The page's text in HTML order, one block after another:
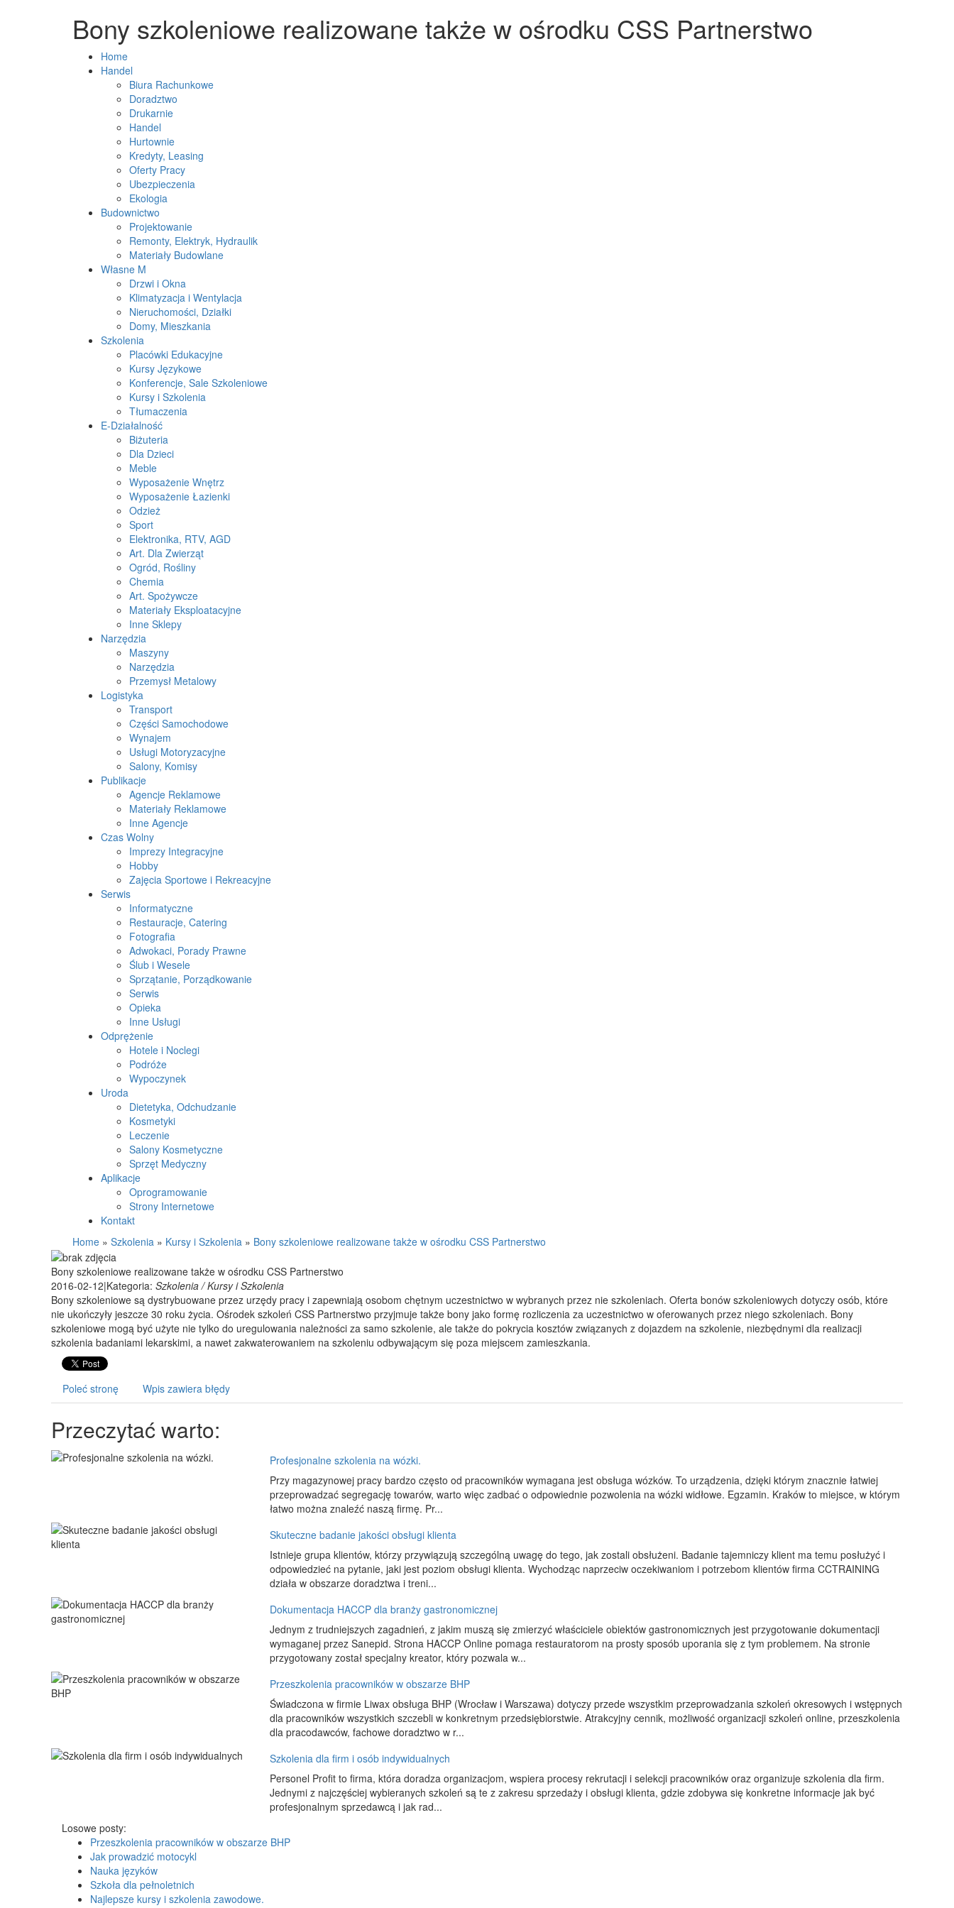
Bony szkoleniowe realizowane także w ośrodku CSS Partnerstwo
Home
Handel
Biura Rachunkowe
Doradztwo
Drukarnie
Handel
Hurtownie
Kredyty, Leasing
Oferty Pracy
Ubezpieczenia
Ekologia
Budownictwo
Projektowanie
Remonty, Elektryk, Hydraulik
Materiały Budowlane
Własne M
Drzwi i Okna
Klimatyzacja i Wentylacja
Nieruchomości, Działki
Domy, Mieszkania
Szkolenia
Placówki Edukacyjne
Kursy Językowe
Konferencje, Sale Szkoleniowe
Kursy i Szkolenia
Tłumaczenia
E-Działalność
Biżuteria
Dla Dzieci
Meble
Wyposażenie Wnętrz
Wyposażenie Łazienki
Odzież
Sport
Elektronika, RTV, AGD
Art. Dla Zwierząt
Ogród, Rośliny
Chemia
Art. Spożywcze
Materiały Eksploatacyjne
Inne Sklepy
Narzędzia
Maszyny
Narzędzia
Przemysł Metalowy
Logistyka
Transport
Części Samochodowe
Wynajem
Usługi Motoryzacyjne
Salony, Komisy
Publikacje
Agencje Reklamowe
Materiały Reklamowe
Inne Agencje
Czas Wolny
Imprezy Integracyjne
Hobby
Zajęcia Sportowe i Rekreacyjne
Serwis
Informatyczne
Restauracje, Catering
Fotografia
Adwokaci, Porady Prawne
Ślub i Wesele
Sprzątanie, Porządkowanie
Serwis
Opieka
Inne Usługi
Odprężenie
Hotele i Noclegi
Podróże
Wypoczynek
Uroda
Dietetyka, Odchudzanie
Kosmetyki
Leczenie
Salony Kosmetyczne
Sprzęt Medyczny
Aplikacje
Oprogramowanie
Strony Internetowe
Kontakt
Home » Szkolenia » Kursy i Szkolenia » Bony szkoleniowe realizowane także w ośrodku CSS Partnerstwo
Bony szkoleniowe realizowane także w ośrodku CSS Partnerstwo
2016-02-12|Kategoria: Szkolenia / Kursy i Szkolenia
Bony szkoleniowe są dystrybuowane przez urzędy pracy i zapewniają osobom chętnym uczestnictwo w wybranych przez nie szkoleniach. Oferta bonów szkoleniowych dotyczy osób, które
nie ukończyły jeszcze 30 roku życia. Ośrodek szkoleń CSS Partnerstwo przyjmuje także bony jako formę rozliczenia za uczestnictwo w oferowanych przez niego szkoleniach. Bony
szkoleniowe mogą być użyte nie tylko do uregulowania należności za samo szkolenie, ale także do pokrycia kosztów związanych z dojazdem na szkolenie, niezbędnymi dla realizacji
szkolenia badaniami lekarskimi, a nawet zakwaterowaniem na szkoleniu odbywającym się poza miejscem zamieszkania.
Poleć stronę Wpis zawiera błędy
Przeczytać warto:
Profesjonalne szkolenia na wózki.
Przy magazynowej pracy bardzo często od pracowników wymagana jest obsługa wózków. To urządzenia, dzięki którym znacznie łatwiej
przeprowadzać segregację towarów, warto więc zadbać o odpowiednie pozwolenia na wózki widłowe. Egzamin. Kraków to miejsce, w którym
łatwo można znaleźć naszą firmę. Pr...
Skuteczne badanie jakości obsługi klienta
Istnieje grupa klientów, którzy przywiązują szczególną uwagę do tego, jak zostali obsłużeni. Badanie tajemniczy klient ma temu posłużyć i
odpowiedzieć na pytanie, jaki jest poziom obsługi klienta. Wychodząc naprzeciw oczekiwaniom i potrzebom klientów firma CCTRAINING
działa w obszarze doradztwa i treni...
Dokumentacja HACCP dla branży gastronomicznej
Jednym z trudniejszych zagadnień, z jakim muszą się zmierzyć właściciele obiektów gastronomicznych jest przygotowanie dokumentacji
wymaganej przez Sanepid. Strona HACCP Online pomaga restauratorom na prosty sposób uporania się z tym problemem. Na stronie
przygotowany został specjalny kreator, który pozwala w...
Przeszkolenia pracowników w obszarze BHP
Świadczona w firmie Liwax obsługa BHP (Wrocław i Warszawa) dotyczy przede wszystkim przeprowadzania szkoleń okresowych i wstępnych
dla pracowników wszystkich szczebli w konkretnym przedsiębiorstwie. Atrakcyjny cennik, możliwość organizacji szkoleń online, przeszkolenia
dla pracodawców, fachowe doradztwo w r...
Szkolenia dla firm i osób indywidualnych
Personel Profit to firma, która doradza organizacjom, wspiera procesy rekrutacji i selekcji pracowników oraz organizuje szkolenia dla firm.
Jednymi z najczęściej wybieranych szkoleń są te z zakresu sprzedaży i obsługi klienta, gdzie zdobywa się konkretne informacje jak być
profesjonalnym sprzedawcą i jak rad...
Losowe posty:
Przeszkolenia pracowników w obszarze BHP
Jak prowadzić motocykl
Nauka języków
Szkoła dla pełnoletnich
Najlepsze kursy i szkolenia zawodowe.